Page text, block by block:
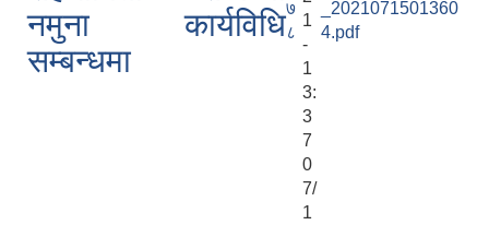
नमुना कार्यविधि
सम्बन्धमा
७
८
1
-
1
3:
3
7
_2021071501360
4.pdf
0
7/
1